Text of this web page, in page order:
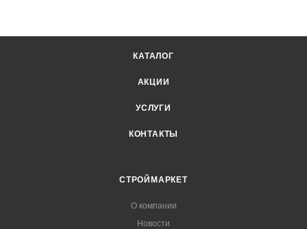
КАТАЛОГ
АКЦИИ
УСЛУГИ
КОНТАКТЫ
СТРОЙМАРКЕТ
О компании
Новости